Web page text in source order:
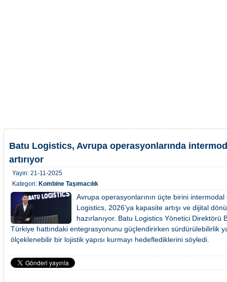
Batu Logistics, Avrupa operasyonlarında
artırıyor
Yayın: 21-11-2025
Kategori: Kombine Taşımacılık
Avrupa operasyonlarının üçte birini
Logistics, 2026’ya kapasite artışı ve dijital
hazırlanıyor. Batu Logistics Yönetici Direktörü
Türkiye hattındaki entegrasyonunu güçlendirirken sürdürülebilirlik
ölçeklenebilir bir lojistik yapısı kurmayı hedeflediklerini söyledi.